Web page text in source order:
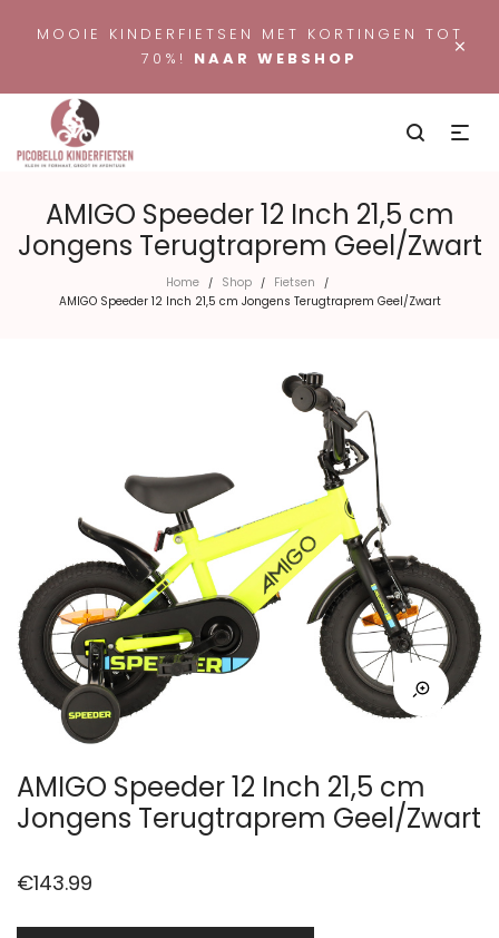
×
MOOIE KINDERFIETSEN MET KORTINGEN TOT
70%! NAAR WEBSHOP
AMIGO Speeder 12 Inch 21,5 cm
Jongens Terugtraprem Geel/Zwart
Home / Shop / Fietsen /
AMIGO Speeder 12 Inch 21,5 cm Jongens Terugtraprem Geel/Zwart
AMIGO Speeder 12 Inch 21,5 cm
Jongens Terugtraprem Geel/Zwart
€143.99